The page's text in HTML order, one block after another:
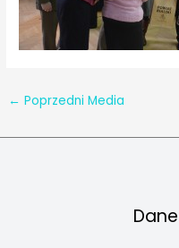
← Poprzedni Media